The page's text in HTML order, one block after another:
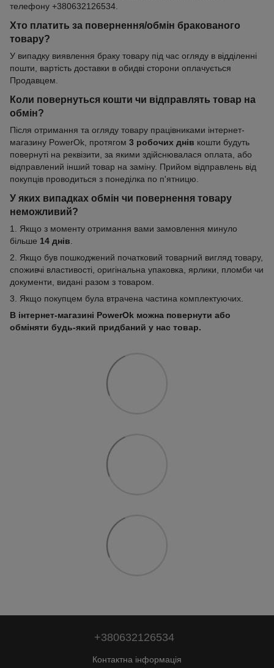
телефону +380632126534.
Хто платить за повернення/обмін бракованого
товару?
У випадку виявлення браку товару під час огляду в відділенні
пошти, вартість доставки в обидві сторони оплачується
Продавцем.
Коли повернуться кошти чи відправлять товар на
обмін?
Після отримання та огляду товару працівниками інтернет-
магазину PowerOk, протягом 3 робочих днів кошти будуть
повернуті на реквізити, за якими здійснювалася оплата, або
відправлений інший товар на заміну. Прийом відправлень від
покупців проводиться з понеділка по п'ятницю.
У яких випадках обмін чи повернення товару
неможливий?
1. Якщо з моменту отримання вами замовлення минуло
більше 14 днів
2. Якщо був пошкоджений початковий товарний вигляд товару,
споживчі властивості, оригінальна упаковка, ярлики, пломби чи
документи, видані разом з товаром.
3. Якщо покупцем була втрачена частина комплектуючих.
В інтернет-магазині PowerOk можна повернути або
обміняти будь-який придбаний у нас товар.
+380632126534
Контактна інформація